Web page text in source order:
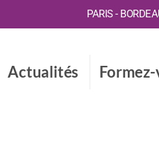
PARIS -
Actualités